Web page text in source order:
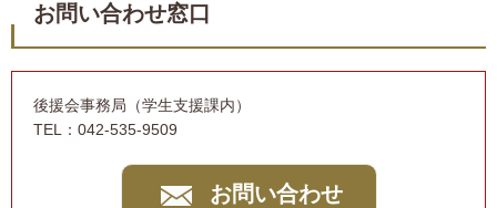
お問い合わせ窓口
後援会事務局（学生支援課内）
TEL：042-535-9509
お問い合わせ